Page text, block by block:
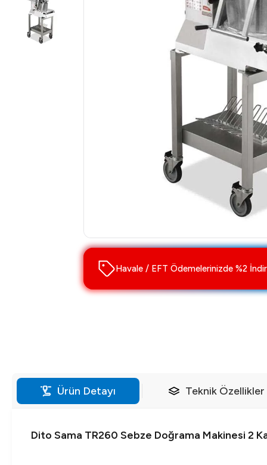
Havale / EFT Ödemelerinizde %2
Ürün Detayı Teknik Özellikler
Dito Sama TR260 Sebze Doğrama Makinesi 2